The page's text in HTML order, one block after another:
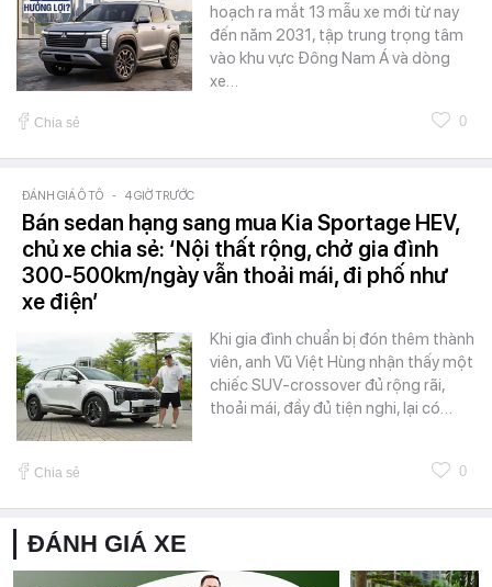
hoạch ra mắt 13 mẫu xe mới từ nay
đến năm 2031, tập trung trọng tâm
vào khu vực Đông Nam Á và dòng
xe…
Chia sẻ 0
ĐÁNH GIÁ Ô TÔ - 4 GIỜ TRƯỚC
Bán sedan hạng sang mua Kia Sportage HEV,
chủ xe chia sẻ: ‘Nội thất rộng, chở gia đình
300-500km/ngày vẫn thoải mái, đi phố như
xe điện’
Khi gia đình chuẩn bị đón thêm thành
viên, anh Vũ Việt Hùng nhận thấy một
chiếc SUV-crossover đủ rộng rãi,
thoải mái, đầy đủ tiện nghi, lại có…
Chia sẻ 0
ĐÁNH GIÁ XE